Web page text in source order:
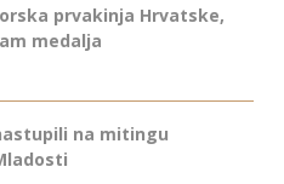
prvakinja Hrvatske,
medalja
na mitingu